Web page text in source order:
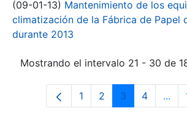
(09-01-13) Mantenimiento de los
climatización de la Fábrica de Papel
durante 2013
Mostrando el intervalo 21 - 30 de
Página
1 Página
2 Página
3 Página
4 ...